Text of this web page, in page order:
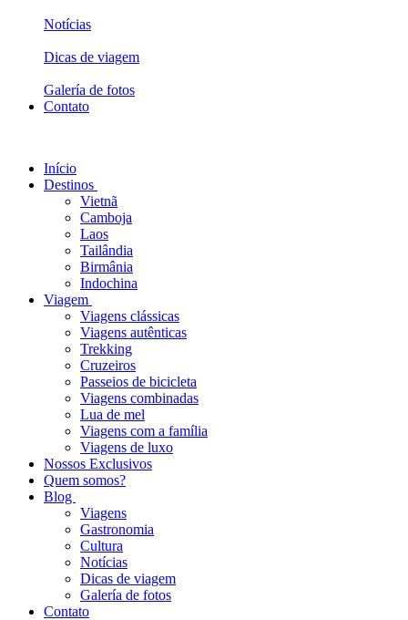
Notícias
Dicas de viagem
Galería de fotos
Contato
Início
Destinos
Vietnã
Camboja
Laos
Tailândia
Birmânia
Indochina
Viagem
Viagens clássicas
Viagens autênticas
Trekking
Cruzeiros
Passeios de bicicleta
Viagens combinadas
Lua de mel
Viagens com a família
Viagens de luxo
Nossos Exclusivos
Quem somos?
Blog
Viagens
Gastronomia
Cultura
Notícias
Dicas de viagem
Galería de fotos
Contato